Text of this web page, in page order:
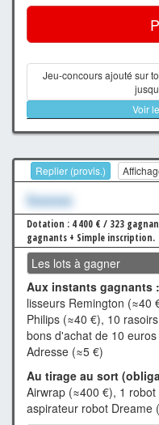
Jeu-concours ajouté sur
Voir
Replier (provis.)
Xxxxxxx
Dotation : 4 400 € / 323
gagnants + Simple inscription.
Les lots à gagner
Aux instants gagnants :
lisseurs Remington (≈40
Philips (≈40 €), 10
bons d'achat de 10
Adresse (≈5 €)
Au tirage au sort
Airwrap (≈400 €), 1
aspirateur robot Dreame